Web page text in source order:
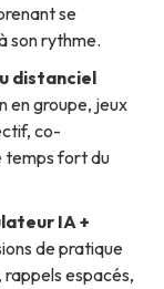
se
son rythme.
distanciel
en groupe, jeux
co-
temps fort du
IA +
de pratique
rappels espacés,